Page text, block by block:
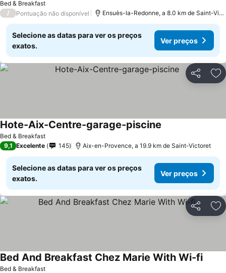
Bed & Breakfast
/ Pontuação não disponível Ensuès-la-Redonne, a 8.0 km de Saint-
Selecione as datas para ver os preços
exatos.
Ver preços
Partilhar
Bed & Breakfast
Hote-Aix-Centre-garage-piscine
9,1 Excelente 145 Aix-en-Provence, a 19.9 km de Saint-Victoret
Selecione as datas para ver os preços
exatos.
Ver preços
Partilhar
Bed & Breakfast
Bed And Breakfast Chez Marie With Wi-fiVer